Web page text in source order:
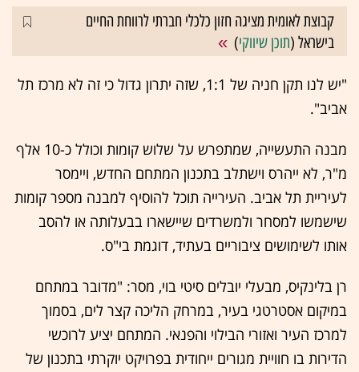
קבוצת לאומית מציגה חזון כלכלי חברתי לרווחת החיים
בישראל (תוכן שיווקי)
"יש לנו תקן חניה של 1:1, שזה יתרון גדול כי זה לא מרכז תל
אביב".
מבנה התעשייה, שמתפרש על שלוש קומות וכולל כ-10 אלף
מ"ר, לא ייהרס וישתלב בתכנון המתחם החדש, ויימסר
לעיריית תל אביב. העירייה תוכל להוסיף למבנה מספר קומות
שישמשו למסחר ולמשרדים שיישארו בבעלותה או להסב
אותו לשימושים ציבוריים בעתיד, דוגמת בי"ס.
רן בלינקיס, מבעלי יובלים סיטי בוי, מסר: "מדובר במתחם
במיקום אסטרטגי בעיר, במרחק הליכה קצר לים, בסמוך
למרכז העיר ואזורי הבילוי והפנאי. המתחם יציע לרוכשי
הדירות בו חוויית מגורים ייחודית בפרויקט יוקרתי בתכנון של